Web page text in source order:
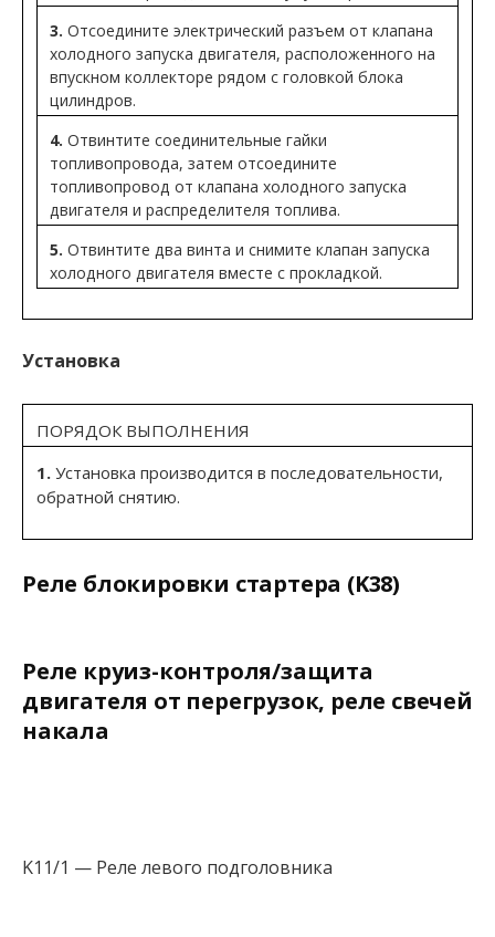
3. Отсоедините электрический разъем от клапана
холодного запуска двигателя, расположенного на
впускном коллекторе рядом с головкой блока
цилиндров.
4. Отвинтите соединительные гайки
топливопровода, затем отсоедините
топливопровод от клапана холодного запуска
двигателя и распределителя топлива.
5. Отвинтите два винта и снимите клапан запуска
холодного двигателя вместе с прокладкой.
Установка
ПОРЯДОК ВЫПОЛНЕНИЯ
1. Установка производится в последовательности,
обратной снятию.
Реле блокировки стартера (K38)
Реле круиз-контроля/защита
двигателя от перегрузок, реле свечей
накала
K11/1 — Реле левого подголовника